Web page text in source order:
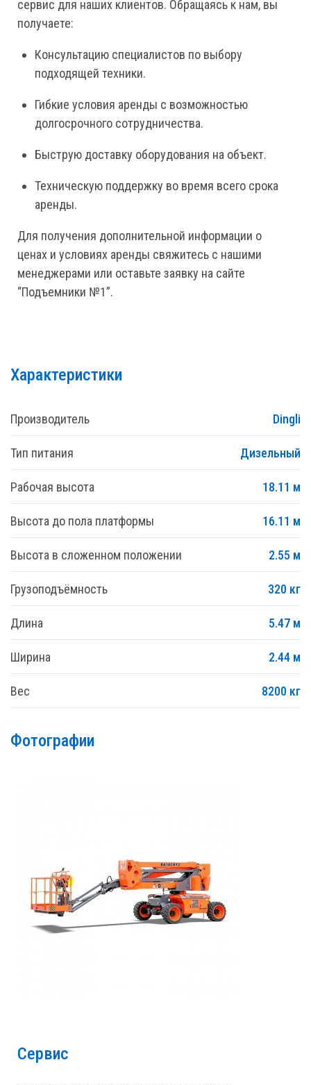
сервис для наших клиентов. Обращаясь к нам, вы
получаете:
Консультацию специалистов по выбору
подходящей техники.
Гибкие условия аренды с возможностью
долгосрочного сотрудничества.
Быструю доставку оборудования на объект.
Техническую поддержку во время всего срока
аренды.
Для получения дополнительной информации о
ценах и условиях аренды свяжитесь с нашими
менеджерами или оставьте заявку на сайте
“Подъемники №1”.
Характеристики
Производитель Dingli
Тип питания Дизельный
Рабочая высота 18.11 м
Высота до пола платформы 16.11 м
Высота в сложенном положении 2.55 м
Грузоподъёмность 320 кг
Длина 5.47 м
Ширина 2.44 м
Вес 8200 кг
Фотографии
Сервис